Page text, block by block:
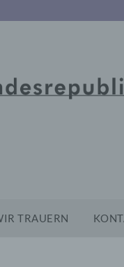
TRAUERN